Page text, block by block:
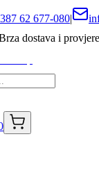
62 677-080|
dostava i